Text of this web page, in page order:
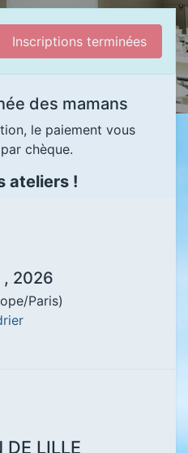
Inscriptions terminées
des mamans
le paiement vous
chèque.
ateliers !
, 2026
Paris)
LILLE